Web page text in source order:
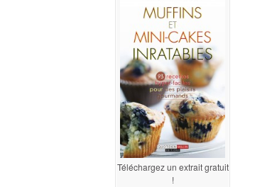
Téléchargez un extrait gratuit
!